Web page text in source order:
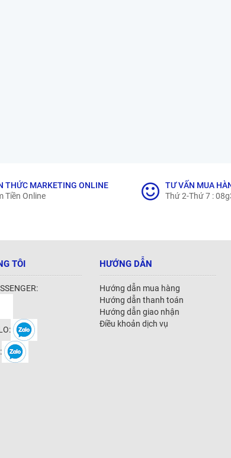
THỨC MARKETING ONLINE
Tiền Online
TƯ VẤN MUA
Thứ 2-Thứ 7 :
TÔI HƯỚNG DẪN
Hướng dẫn mua hàng
Hướng dẫn thanh toán
Hướng dẫn giao nhận
Điều khoản dịch vụ